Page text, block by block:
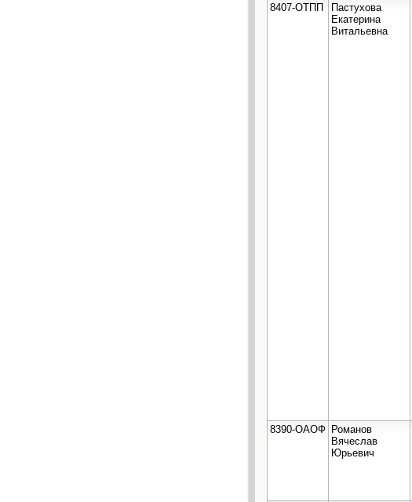
8407-ОТПП
Пастухова
Екатерина
Витальевна
8390-ОАОФ Романов
Вячеслав
Юрьевич